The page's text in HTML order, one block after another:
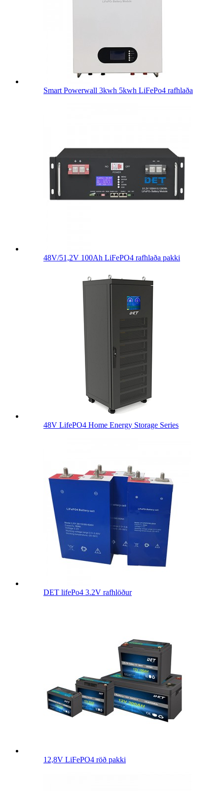
Smart Powerwall 3kwh 5kwh LiFePo4 rafhlaða
48V/51,2V 100Ah LiFePO4 rafhlaða pakki
48V LifePO4 Home Energy Storage Series
DET lifePo4 3.2V rafhlöður
12,8V LiFePO4 röð pakki